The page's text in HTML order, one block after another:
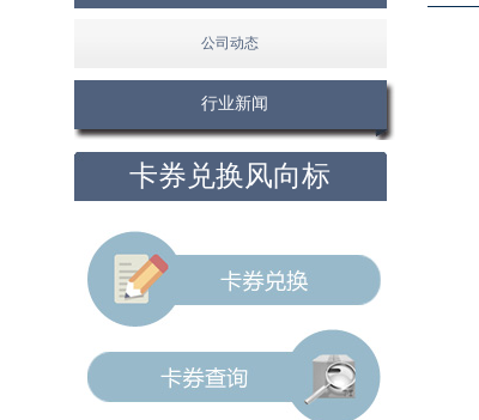
公司动态
行业新闻
卡券兑换风向标